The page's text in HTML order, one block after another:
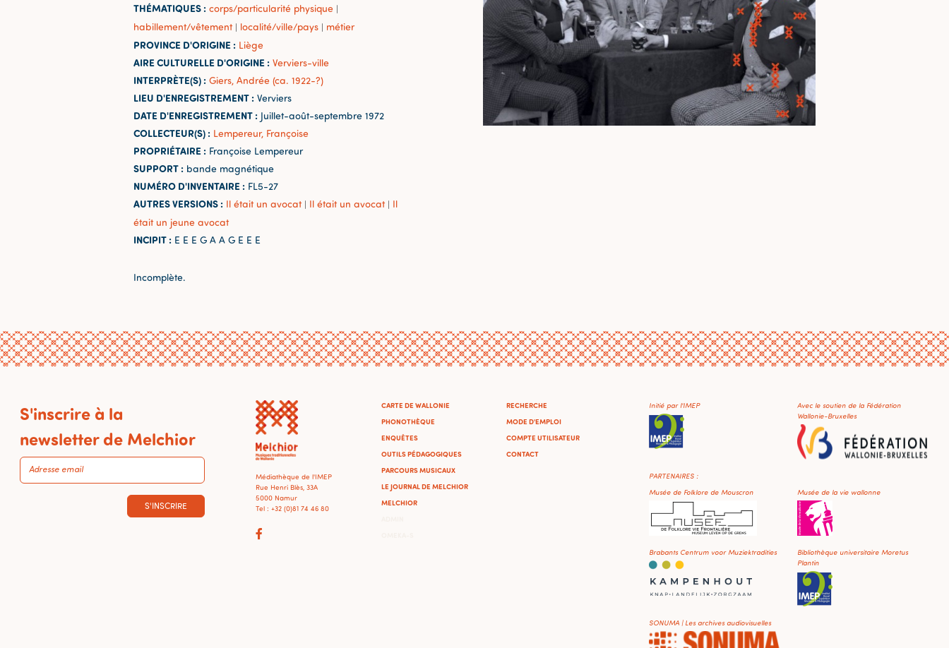
THÉMATIQUES : corps/particularité physique |
habillement/vêtement | localité/ville/pays | métier
PROVINCE D'ORIGINE : Liège
AIRE CULTURELLE D'ORIGINE : Verviers-ville
INTERPRÈTE(S) : Giers, Andrée (ca. 1922-?)
LIEU D'ENREGISTREMENT : Verviers
DATE D'ENREGISTREMENT : Juillet-août-septembre 1972
COLLECTEUR(S) : Lempereur, Françoise
PROPRIÉTAIRE : Françoise Lempereur
SUPPORT : bande magnétique
NUMÉRO D'INVENTAIRE : FL5-27
AUTRES VERSIONS : Il était un avocat | Il était un avocat | Il
était un jeune avocat
INCIPIT : E E E G A A G E E E
Incomplète.
S'inscrire à la
newsletter de Melchior
S'INSCRIRE
Médiathèque de l'IMEP
Rue Henri Blès, 33A
5000 Namur
Tel : +32 (0)81 74 46 80
CARTE DE WALLONIE
PHONOTHÈQUE
ENQUÊTES
OUTILS PÉDAGOGIQUES
PARCOURS MUSICAUX
LE JOURNAL DE MELCHIOR
MELCHIOR
RECHERCHE
MODE D'EMPLOI
COMPTE UTILISATEUR
CONTACT
Initié par l'IMEP
Avec le soutien de la Fédération
Wallonie-Bruxelles
PARTENAIRES :
Musée de Folklore de Mouscron
Musée de la vie wallonne
Brabants Centrum voor Muziektradities
Bibliothèque universitaire Moretus
Plantin
SONUMA | Les archives audiovisuelles